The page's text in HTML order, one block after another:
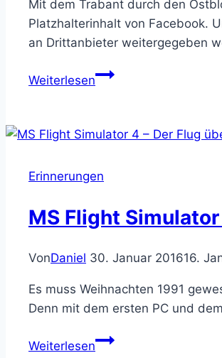
Mit dem Trabant durch den
Platzhalterinhalt von Facebook.
an Drittanbieter weitergegeben
WeiterlesenBlickfeld:
Erinnerungen
MS Flight
VonDaniel 30. Januar 201616.
Es muss Weihnachten 1991
Denn mit dem ersten PC und
WeiterlesenMS